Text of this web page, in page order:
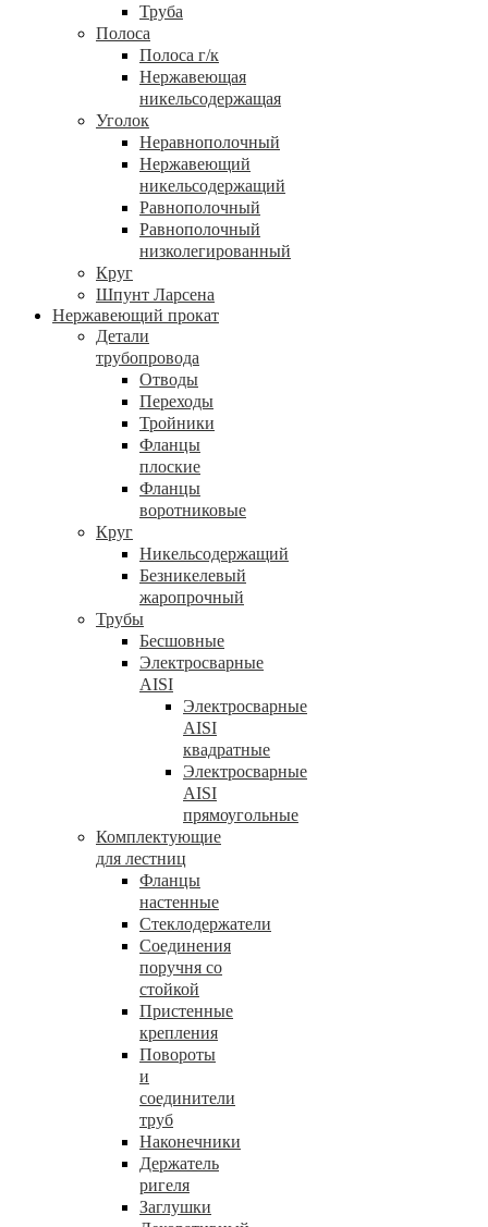
Труба
Полоса
Полоса г/к
Нержавеющая
никельсодержащая
Уголок
Неравнополочный
Нержавеющий
никельсодержащий
Равнополочный
Равнополочный
низколегированный
Круг
Шпунт Ларсена
Нержавеющий прокат
Детали
трубопровода
Отводы
Переходы
Тройники
Фланцы
плоские
Фланцы
воротниковые
Круг
Никельсодержащий
Безникелевый
жаропрочный
Трубы
Бесшовные
Электросварные
AISI
Электросварные
AISI
квадратные
Электросварные
AISI
прямоугольные
Комплектующие
для лестниц
Фланцы
настенные
Стеклодержатели
Соединения
поручня со
стойкой
Пристенные
крепления
Повороты
и
соединители
труб
Наконечники
Держатель
ригеля
Заглушки